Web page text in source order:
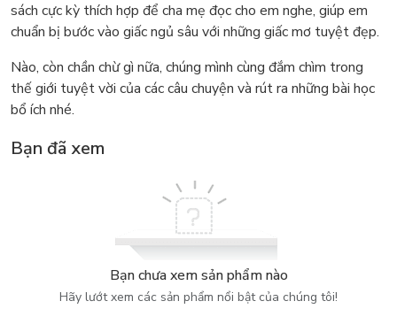
sách cực kỳ thích hợp để cha mẹ đọc cho em nghe, giúp em
chuẩn bị bước vào giấc ngủ sâu với những giấc mơ tuyệt đẹp.
Nào, còn chần chừ gì nữa, chúng mình cùng đắm chìm trong
thế giới tuyệt vời của các câu chuyện và rút ra những bài học
bổ ích nhé.
Bạn đã xem
Bạn chưa xem sản phẩm nào
Hãy lướt xem các sản phẩm nổi bật của chúng tôi!